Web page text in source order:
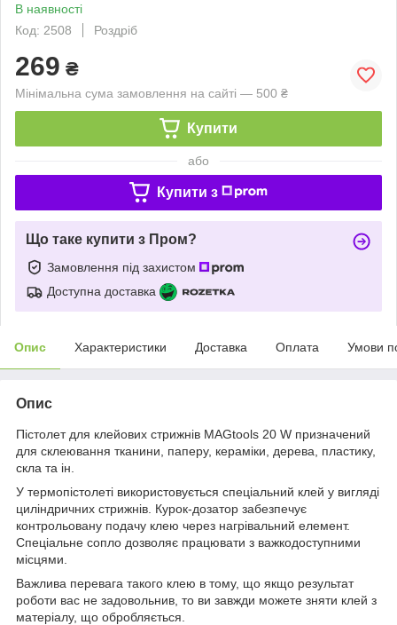
В наявності
Код: 2508
Роздріб
269 ₴
Мінімальна сума замовлення на сайті — 500 ₴
Купити
або
Купити з
Що таке купити з Пром?
Замовлення під захистом
Доступна доставка
Опис Характеристики Доставка Оплата Умови
Опис
Пістолет для клейових стрижнів MAGtools 20 W призначений
для склеювання тканини, паперу, кераміки, дерева, пластику,
скла та ін.
У термопістолеті використовується спеціальний клей у вигляді
циліндричних стрижнів. Курок-дозатор забезпечує
контрольовану подачу клею через нагрівальний елемент.
Спеціальне сопло дозволяє працювати з важкодоступними
місцями.
Важлива перевага такого клею в тому, що якщо результат
роботи вас не задовольнив, то ви завжди можете зняти клей з
матеріалу, що обробляється.